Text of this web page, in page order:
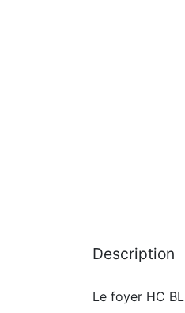
Description
Le foyer HC